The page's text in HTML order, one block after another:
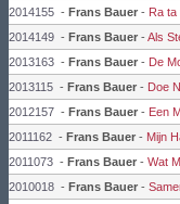
2014155 - Frans Bauer - Ra ta
2014149 - Frans Bauer -Als
2013163 - Frans Bauer - De
2013115 - Frans Bauer - Doe
2012157 - Frans Bauer - Een
2011162 - Frans Bauer - Mijn
2011073 - Frans Bauer - Wat
2010018 - Frans Bauer -